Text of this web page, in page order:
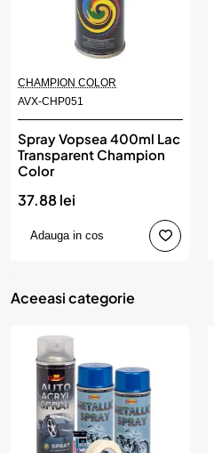
CHAMPION COLOR
AVX-CHP051
Spray Vopsea 400ml Lac
Transparent Champion
Color
37.88 lei
Adauga in cos
Aceeasi categorie